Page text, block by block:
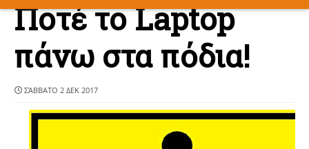
Ποτέ το Laptop
πάνω στα πόδια!
ΣΆΒΒΑΤΟ 2 ΔΕΚ 2017